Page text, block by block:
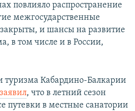
повлияло распространение
межгосударственные
и шансы на развитие
в том числе и в России,
туризма Кабардино-Балкарии
заявил, что в летний сезон
путевки в местные санатории